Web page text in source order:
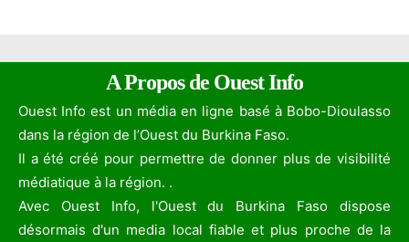
A Propos de Ouest Info
Ouest Info est un média en ligne basé à Bobo-Dioulasso
dans la région de l’Ouest du Burkina Faso.
Il a été créé pour permettre de donner plus de visibilité
médiatique à la région. .
Avec Ouest Info, l'Ouest du Burkina Faso dispose
désormais d'un media local fiable et plus proche de la